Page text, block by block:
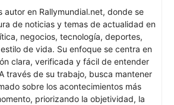
autor en Rallymundial.net, donde se
de noticias y temas de actualidad en
negocios, tecnología, deportes,
de vida. Su enfoque se centra en
clara, verificada y fácil de entender
través de su trabajo, busca mantener
sobre los acontecimientos más
priorizando la objetividad, la